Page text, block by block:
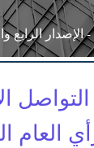
الرابع
العام